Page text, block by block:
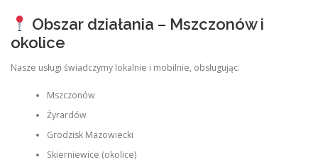
Obszar działania – Mszczonów i
okolice
Nasze usługi świadczymy lokalnie i mobilnie, obsługując:
Mszczonów
Żyrardów
Grodzisk Mazowiecki
Skierniewice (okolice)